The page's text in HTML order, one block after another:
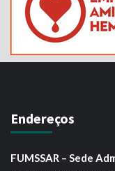
Endereços
FUMSSAR – Sede